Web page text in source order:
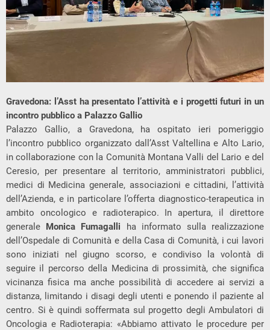
Gravedona: l’Asst ha presentato l’attività e i progetti futuri in un
incontro pubblico a Palazzo Gallio
Palazzo Gallio, a Gravedona, ha ospitato ieri pomeriggio
l’incontro pubblico organizzato dall’Asst Valtellina e Alto Lario,
in collaborazione con la Comunità Montana Valli del Lario e del
Ceresio, per presentare al territorio, amministratori pubblici,
medici di Medicina generale, associazioni e cittadini, l’attività
dell’Azienda, e in particolare l’offerta diagnostico-terapeutica in
ambito oncologico e radioterapico. In apertura, il direttore
generale Monica Fumagalli ha informato sulla realizzazione
dell’Ospedale di Comunità e della Casa di Comunità, i cui lavori
sono iniziati nel giugno scorso, e condiviso la volontà di
seguire il percorso della Medicina di prossimità, che significa
vicinanza fisica ma anche possibilità di accedere ai servizi a
distanza, limitando i disagi degli utenti e ponendo il paziente al
centro. Si è quindi soffermata sul progetto degli Ambulatori di
Oncologia e Radioterapia: «Abbiamo attivato le procedure per